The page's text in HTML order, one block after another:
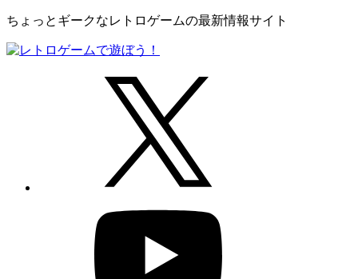
ちょっとギークなレトロゲームの最新情報サイト